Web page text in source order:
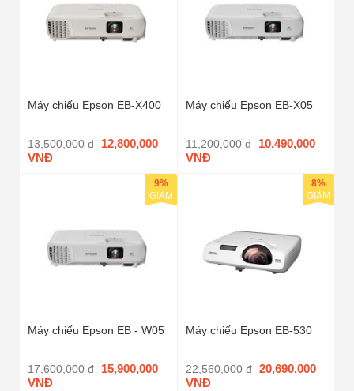
Máy chiếu Epson EB-X400
13,500,000 đ
12,800,000
VNĐ
Máy chiếu Epson EB-X05
11,200,000 đ
10,490,000
VNĐ
Máy chiếu Epson EB - W05
17,600,000 đ
15,900,000
VNĐ
9%
GIẢM
Máy chiếu Epson EB-530
22,560,000 đ 20,690,000
VNĐ
8%
GIẢM